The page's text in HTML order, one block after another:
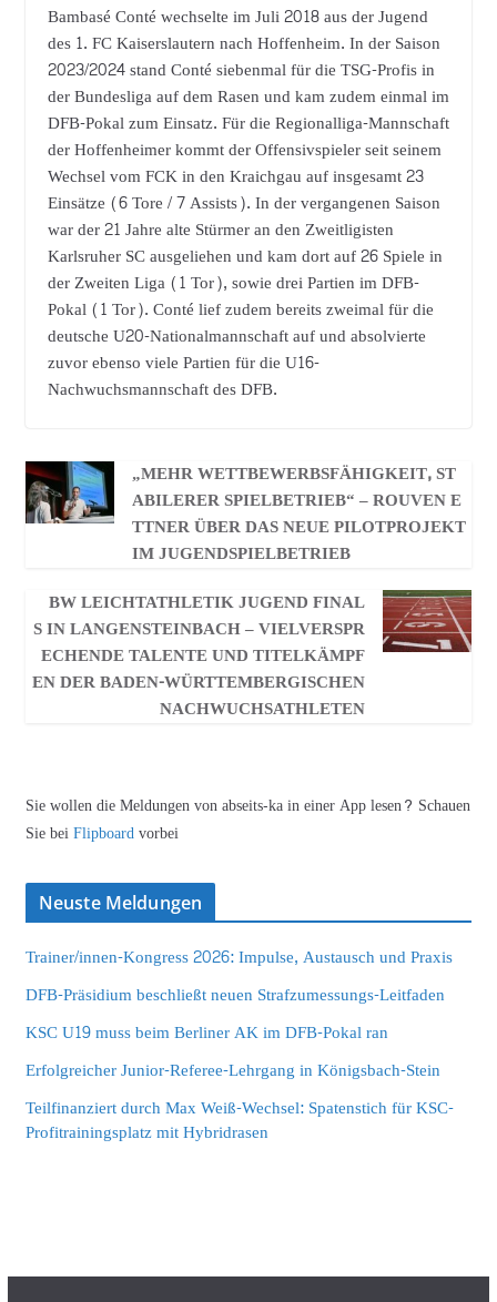
Bambasé Conté wechselte im Juli 2018 aus der Jugend
des 1. FC Kaiserslautern nach Hoffenheim. In der Saison
2023/2024 stand Conté siebenmal für die TSG-Profis in
der Bundesliga auf dem Rasen und kam zudem einmal im
DFB-Pokal zum Einsatz. Für die Regionalliga-Mannschaft
der Hoffenheimer kommt der Offensivspieler seit seinem
Wechsel vom FCK in den Kraichgau auf insgesamt 23
Einsätze (6 Tore / 7 Assists). In der vergangenen Saison
war der 21 Jahre alte Stürmer an den Zweitligisten
Karlsruher SC ausgeliehen und kam dort auf 26 Spiele in
der Zweiten Liga (1 Tor), sowie drei Partien im DFB-
Pokal (1 Tor). Conté lief zudem bereits zweimal für die
deutsche U20-Nationalmannschaft auf und absolvierte
zuvor ebenso viele Partien für die U16-
Nachwuchsmannschaft des DFB.
„MEHR WETTBEWERBSFÄHIGKEIT, ST
ABILERER SPIELBETRIEB“ – ROUVEN E
TTNER ÜBER DAS NEUE PILOTPROJEKT
IM JUGENDSPIELBETRIEB
BW LEICHTATHLETIK JUGEND FINAL
S IN LANGENSTEINBACH – VIELVERSPR
ECHENDE TALENTE UND TITELKÄMPF
EN DER BADEN-WÜRTTEMBERGISCHEN
NACHWUCHSATHLETEN
Sie wollen die Meldungen von abseits-ka in einer App lesen? Schauen
Sie beiFlipboardvorbei
Neuste Meldungen
Trainer/innen-Kongress 2026: Impulse, Austausch und Praxis
DFB-Präsidium beschließt neuen Strafzumessungs-Leitfaden
KSC U19 muss beim Berliner AK im DFB-Pokal ran
Erfolgreicher Junior-Referee-Lehrgang in Königsbach-Stein
Teilfinanziert durch Max Weiß-Wechsel: Spatenstich für KSC-
Profitrainingsplatz mit Hybridrasen